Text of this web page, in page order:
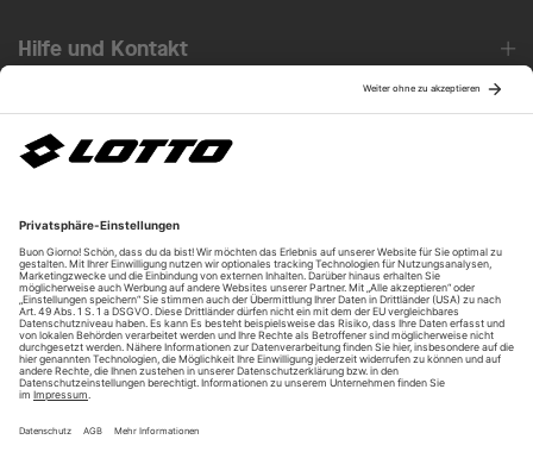
Hilfe und Kontakt
Über uns
Unsere Vorteile
Unsere Partner